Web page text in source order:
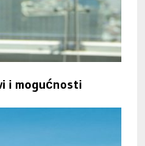
i mogućnosti